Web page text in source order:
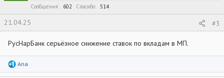
Сообщения
602 Спасибо 514
21.04.25 #3
РусНарБанк серьёзное снижение ставок по вкладам в МП.
Р
Ana